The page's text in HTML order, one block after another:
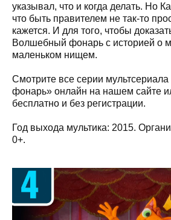
указывал, что и когда делать. Но
что быть правителем не так-то
кажется. И для того, чтобы
Волшебный фонарь с историей о
маленьком нищем.
Смотрите все серии
фонарь» онлайн на нашем сайте
бесплатно и без регистрации.
Год выхода мультика: 2015.
0+.